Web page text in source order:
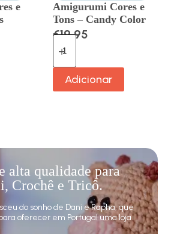
e
Amigurumi Cores e
Tons – Candy Color
€19.95
Adicionar
alta qualidade para
Crochê e Tricô.
do sonho de Dani e Rapha, que
oferecer em Portugal uma loja